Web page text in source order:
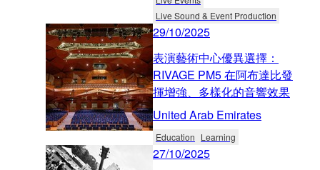
Live Sound & Event Production
29/10/2025
表演藝術中心優異選擇：
RIVAGE PM5 在阿布達比發
揮增強、多樣化的音響效果
United Arab Emirates
Education Learning
27/10/2025